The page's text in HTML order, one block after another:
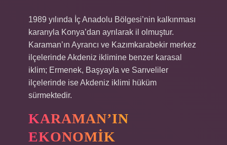
1989 yılında İç Anadolu Bölgesi’nin kalkınması
kararıyla Konya’dan ayrılarak il olmuştur.
Karaman’ın Ayrancı ve Kazımkarabekir merkez
ilçelerinde Akdeniz iklimine benzer karasal
iklim; Ermenek, Başyayla ve Sarıveliler
ilçelerinde ise Akdeniz iklimi hüküm
sürmektedir.
KARAMAN’IN
EKONOMIK